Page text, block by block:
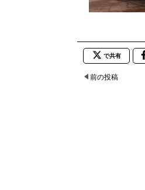
で共有
前の投稿